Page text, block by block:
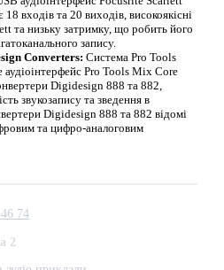
входів та 20 виходів, високоякісні
та низьку затримку, що робить його
запису.
Converters: Система Pro Tools
Pro Tools Mix Core
Digidesign 888 та 882,
звукозапису та зведення в
Digidesign 888 та 882 відомі
та цифро-аналоговим
74
2